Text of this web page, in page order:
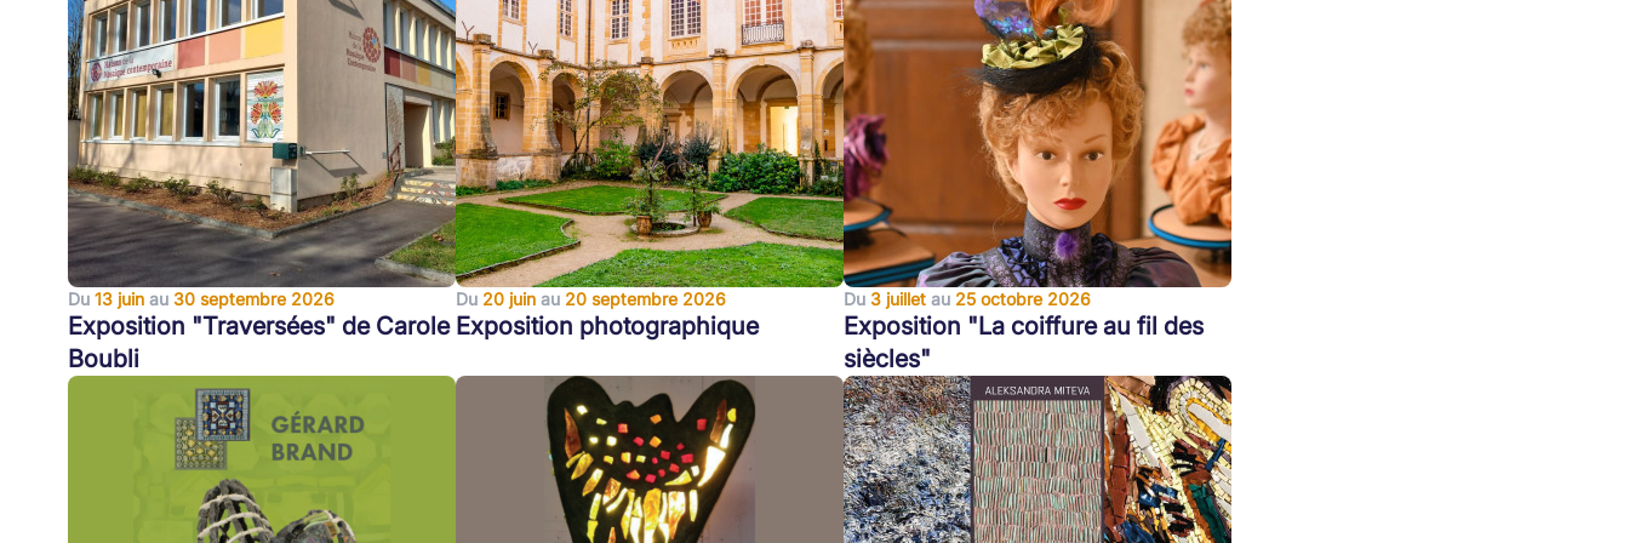
Du 13 juin au 30 septembre 2026
Exposition "Traversées" de Carole
Boubli
Du 20 juin au 20 septembre 2026
Exposition photographique
Du 3 juillet au 25 octobre 2026
Exposition "La coiffure au fil des
siècles"